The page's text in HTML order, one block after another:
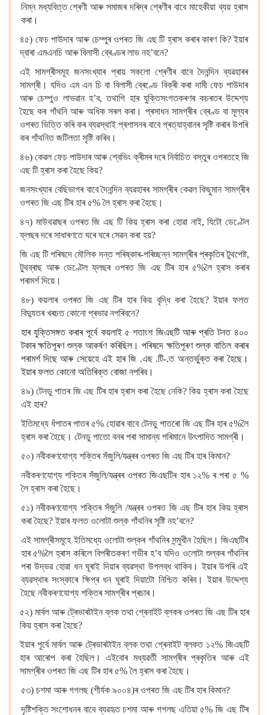
নিম্ন মধ্যবিত্ত শ্ৰেণী আৰু সমাজৰ দৰিদ্ৰ শ্ৰেণীৰ বাবে মাহেকীয়া ব্যয় হ্ৰাস
কৰা।
৪৫) ফেচ পাউদাৰ আৰু চেম্পুৰ ওপৰত জি এছ টি হ্ৰাস কৰাৰ কাৰণ কি? ইয়াৰ
দ্বাৰা এমএনচি আৰু বিলাসী ব্ৰেণ্ডৰ লাভ নহ’বনে?
এই সামগ্ৰীসমূহ জনসংখ্যাৰ প্ৰায় সকলো শ্ৰেণীৰ বাবে দৈনন্দিন ব্যৱহাৰৰ
সামগ্ৰী। যদিও এম এন চি বা বিলাসী ব্ৰেণ্ডে বিক্ৰী কৰা দামী ফেচ পাউদাৰ
আৰু চেম্পুও লাভৱান হ’ব, তথাপি হাৰ যুক্তিসংগতকৰণৰ কচৰতৰ উদ্দেশ্য
হৈছে কৰ গাঁথনি আৰু অধিক সৰল কৰা। প্ৰসাধন সামগ্ৰীৰ ব্ৰেণ্ড বা মূল্যৰ
ওপৰত ভিত্তি কৰি কৰ ব্যৱস্থাই প্ৰশাসনৰ বাবে প্ৰত্যাহ্বানৰ সৃষ্টি কৰাৰ উপৰি
কৰ গাঁথনিত জটিলতা সৃষ্টি কৰিব।
৪৬) কেৱল ফেচ পাউদাৰ আৰু শ্বেভিং ক্ৰীমৰ দৰে নিৰ্বাচিত বস্তুৰ ওপৰতহে জি
এছ টি হ্ৰাস কৰা হৈছে কিয়?
জনসংখ্যাৰ বেছিভাগৰ বাবে দৈনন্দিন ব্যৱহাৰৰ সামগ্ৰীৰ কেৱল কিছুমান সামগ্ৰীৰ
ওপৰত জি এছ টিৰ হাৰ ৫% লৈ হ্ৰাস কৰা হৈছে।
৪৭) মাউথৱাছৰ ওপৰত জি এছ টি কিয় হ্ৰাস কৰা হোৱা নাই, যিটো ডেণ্টেল
ফ্লছৰ দৰে সাধাৰণতে ঘৰে ঘৰে সেৱন কৰা হয়?
জি এছ টি পৰিষদে মৌলিক দন্ত পৰিষ্কাৰ-পৰিচ্ছন্ন সামগ্ৰীৰ প্ৰকৃতিৰ টুথপেষ্ট,
টুথব্ৰাছ আৰু ডেণ্টেল ফ্লছৰ ওপৰত জি এছ টিৰ হাৰ ৫%লৈ হ্ৰাস কৰাৰ
পৰামৰ্শ দিয়ে।
৪৮) কয়লাৰ ওপৰত জি এছ টিৰ হাৰ কিয় বৃদ্ধি কৰা হৈছে? ইয়াৰ ফলত
বিদ্যুতৰ খৰচত কোনো প্ৰভাৱ নপৰিবনে?
হাৰ যুক্তিসঙ্গত কৰাৰ পূৰ্বে কয়লাই ৫ শতাংশ জিএছটি আৰু প্ৰতি টনত ৪০০
টকাৰ ক্ষতিপূৰণ শুল্ক আকৰ্ষণ কৰিছিল। পৰিষদে ক্ষতিপূৰণ শুল্ক বাতিল কৰাৰ
পৰামৰ্শ দিছে আৰু সেয়েহে এই হাৰ জি .এছ.টি.-ত অন্তৰ্ভুক্ত কৰা হৈছে।
ইয়াৰ ফলত কোনো অতিৰিক্ত বোজা নপৰিব।
৪৯) টেনডু পাতৰ জি এছ টিৰ হাৰ হ্ৰাস কৰা হৈছে নেকি? কিয় হ্ৰাস কৰা হৈছে
এই হাৰ?
ইতিমধ্যে ধঁপাতৰ পাতৰ ৫% হোৱাৰ বাবে টেনডু পাতৰো জি এছ টিৰ হাৰ ৫%লৈ
হ্ৰাস কৰা হৈছে। টেনডু পাতো বনৰ পৰা সামান্য পৰিমানে উৎপাদিত সামগ্ৰী।
৫০) নবীকৰণযোগ্য শক্তিৰ সঁজুলি/যন্ত্ৰৰ ওপৰত জি এছ টিৰ হাৰ কিমান?
নবীকৰণযোগ্য শক্তিৰ সঁজুলি/যন্ত্ৰৰ ওপৰত জিএছটিৰ হাৰ ১২% ৰ পৰা ৫ %
লৈ হ্ৰাস কৰা হৈছে।
৫১) নবীকৰণযোগ্য শক্তিৰ সঁজুলি /যন্ত্ৰৰ ওপৰত জি এছ টিৰ হাৰ কিয় হ্ৰাস
কৰা হৈছে? ইয়াৰ ফলত ওলোটা শুল্ক গাঁথনিৰ সৃষ্টি নহ’বনে?
এই সামগ্ৰীসমূহে ইতিমধ্যে ওলোটা শুল্কৰ গাঁথনিৰ সন্মুখীন হৈছিল। জিএছটিৰ
হাৰ ৫%লৈ হ্ৰাস কৰিলে বিপৰীতকৰণ গভীৰ হ’ব যদিও ওলোটা শুল্কৰ গাঁথনিৰ
পৰা উদ্ভৱ হোৱা ধন ঘূৰাই দিয়াৰ ব্যৱস্থা উপলব্ধ থাকিব। ইয়াৰ উপৰি এই
ব্যৱস্থাৰ সংস্কাৰে ক্ষিপ্ৰ ধন ঘূৰাই দিয়াটো নিশ্চিত কৰিব। ইয়াৰ উদ্দেশ্য
হৈছে নবীকৰণযোগ্য শক্তিৰ সামগ্ৰীৰ প্ৰচাৰ।
৫২) মাৰ্বল আৰু ট্ৰেভাৰটাইন ব্লক তথা গ্ৰেনাইট ব্লকৰ ওপৰত জি এছ টিৰ হাৰ
কিয় হ্ৰাস কৰা হৈছে?
ইয়াৰ পূৰ্বে মাৰ্বল আৰু ট্ৰেভাৰটাইন ব্লক তথা গ্ৰেনাইট ব্লকত ১২% জিএছটি
হাৰ আৰোপ কৰা হৈছিল। এইবোৰ মধ্যৱৰ্তী সামগ্ৰীৰ প্ৰকৃতিৰ আৰু এই
সামগ্ৰীৰ ওপৰত জি এছ টিৰ হাৰ ৫% লৈ হ্ৰাস কৰা হৈছে।
৫৩) চশমা আৰু গগলছ (শীৰ্যক ৯০০৪)ৰ ওপৰত জি এছ টিৰ হাৰ কিমান?
দৃষ্টিশক্তি সংশোধনৰ বাবে ব্যৱহৃত চশমা আৰু গগলছ এতিয়া ৫% জি এছ টিৰ